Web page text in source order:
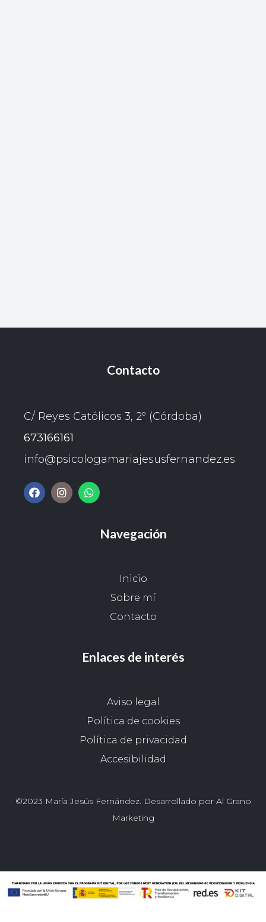
Contacto
C/ Reyes Católicos 3, 2º (Córdoba)
673166161
info@psicologamariajesusfernandez.es
Navegación
Inicio
Sobre mí
Contacto
Enlaces de interés
Aviso legal
Política de cookies
Política de privacidad
Accesibilidad
©2023 María Jesús Fernández. Desarrollado por Al Grano
Marketing